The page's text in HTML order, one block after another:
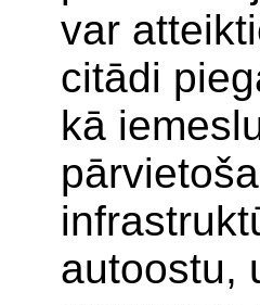
var
citādi
kā
autoostu,